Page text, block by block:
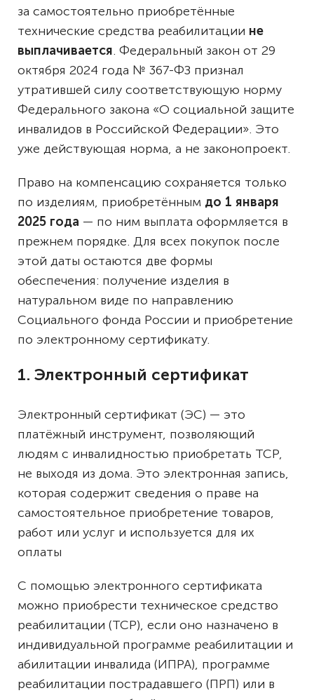
за самостоятельно приобретённые
технические средства реабилитации не
выплачивается. Федеральный закон от 29
октября 2024 года № 367-ФЗ признал
утратившей силу соответствующую норму
Федерального закона «О социальной защите
инвалидов в Российской Федерации». Это
уже действующая норма, а не законопроект.
Право на компенсацию сохраняется только
по изделиям, приобретённым до 1 января
2025 года — по ним выплата оформляется в
прежнем порядке. Для всех покупок после
этой даты остаются две формы
обеспечения: получение изделия в
натуральном виде по направлению
Социального фонда России и приобретение
по электронному сертификату.
1. Электронный сертификат
Электронный сертификат (ЭС) — это
платёжный инструмент, позволяющий
людям с инвалидностью приобретать ТСР,
не выходя из дома. Это электронная запись,
которая содержит сведения о праве на
самостоятельное приобретение товаров,
работ или услуг и используется для их
оплаты
С помощью электронного сертификата
можно приобрести техническое средство
реабилитации (ТСР), если оно назначено в
индивидуальной программе реабилитации и
абилитации инвалида (ИПРА), программе
реабилитации пострадавшего (ПРП) или в